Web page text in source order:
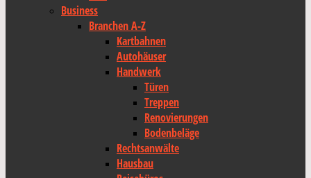
Business
Branchen A-Z
Kartbahnen
Autohäuser
Handwerk
Türen
Treppen
Renovierungen
Bodenbeläge
Rechtsanwälte
Hausbau